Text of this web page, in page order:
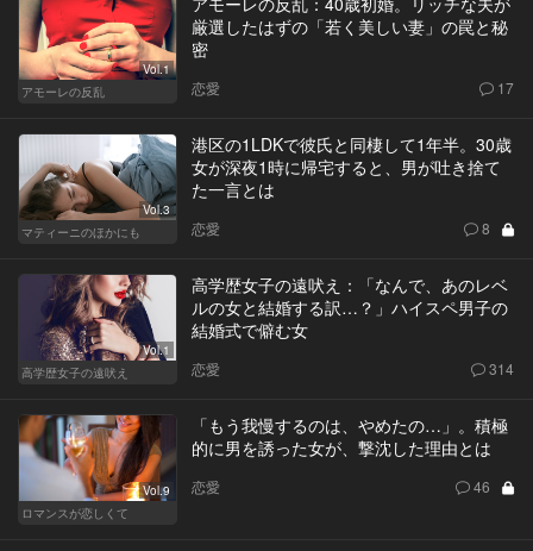
Vol.1
アモーレの反乱
厳選したはずの「若く美しい妻」の罠と秘
密
恋愛 17
Vol.3
マティーニのほかにも
港区の1LDKで彼氏と同棲して1年半。30歳
女が深夜1時に帰宅すると、男が吐き捨て
た一言とは
恋愛 8
Vol.1
高学歴女子の遠吠え
高学歴女子の遠吠え：「なんで、あのレベ
ルの女と結婚する訳…？」ハイスペ男子の
結婚式で僻む女
恋愛 314
Vol.9
ロマンスが恋しくて
「もう我慢するのは、やめたの…」。積極
的に男を誘った女が、撃沈した理由とは
恋愛 46